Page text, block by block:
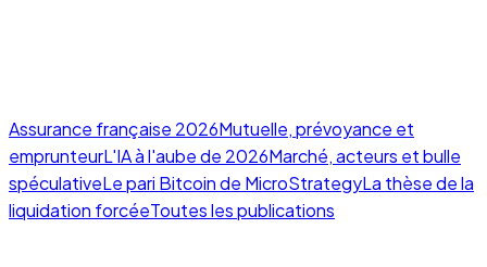
Assurance française 2026Mutuelle, prévoyance et
emprunteurL'IA à l'aube de 2026Marché, acteurs et bulle
spéculativeLe pari Bitcoin de MicroStrategyLa thèse de la
liquidation forcéeToutes les publications